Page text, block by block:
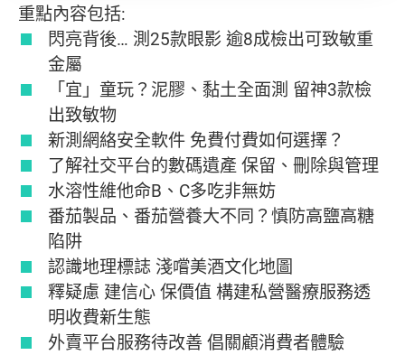
重點內容包括:
閃亮背後… 測25款眼影 逾8成檢出可致敏重
金屬
「宜」童玩？泥膠、黏土全面測 留神3款檢
出致敏物
新測網絡安全軟件 免費付費如何選擇？
了解社交平台的數碼遺產 保留、刪除與管理
水溶性維他命B、C多吃非無妨
番茄製品、番茄營養大不同？慎防高鹽高糖
陷阱
認識地理標誌 淺嚐美酒文化地圖
釋疑慮 建信心 保價值 構建私營醫療服務透
明收費新生態
外賣平台服務待改善 倡關顧消費者體驗